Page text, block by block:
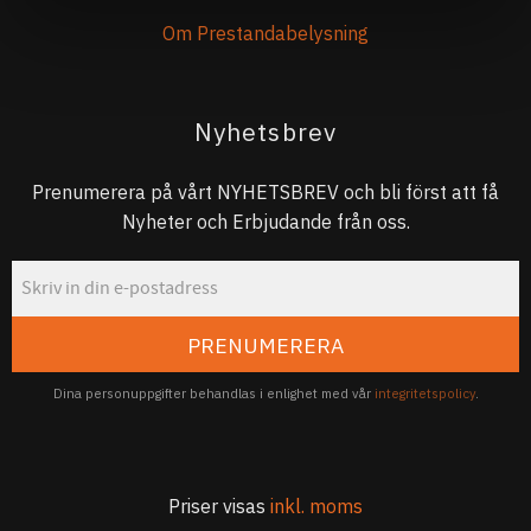
Om Prestandabelysning
Nyhetsbrev
Prenumerera på vårt NYHETSBREV och bli först att få
Nyheter och Erbjudande från oss.
PRENUMERERA
Dina personuppgifter behandlas i enlighet med vår integritetspolicy.
Priser visas inkl. moms